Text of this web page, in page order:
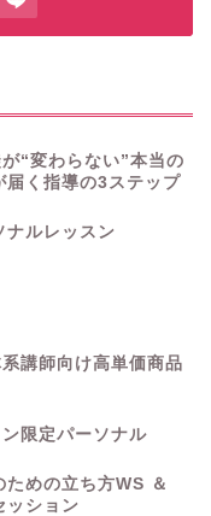
“変わらない”本当の
届く指導の3ステップ
ナルレッスン
講師向け高単価商品
限定パーソナル
ための立ち方WS ＆
ッション